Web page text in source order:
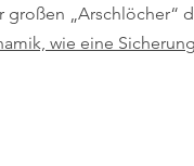
„Arschlöcher“
wie eine